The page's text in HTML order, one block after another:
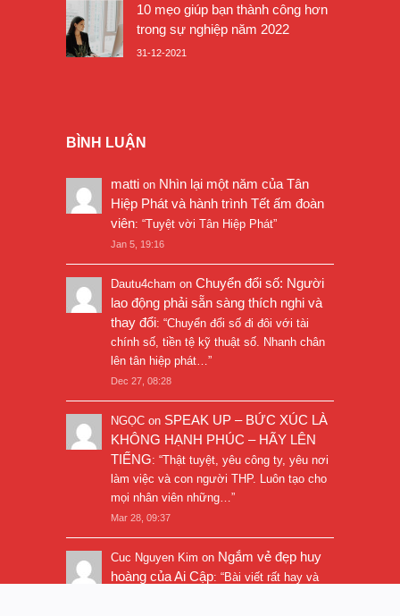
10 mẹo giúp bạn thành công hơn
trong sự nghiệp năm 2022
31-12-2021
BÌNH LUẬN
matti on Nhìn lại một năm của Tân
Hiệp Phát và hành trình Tết ấm đoàn
viên: “Tuyệt vời Tân Hiệp Phát”
Jan 5, 19:16
Dautu4cham on Chuyển đổi số: Người
lao động phải sẵn sàng thích nghi và
thay đổi: “Chuyển đổi số đi đôi với tài
chính số, tiền tệ kỹ thuật số. Nhanh chân
lên tân hiệp phát…”
Dec 27, 08:28
NGỌC on SPEAK UP – BỨC XÚC LÀ
KHÔNG HẠNH PHÚC – HÃY LÊN
TIẾNG: “Thật tuyệt, yêu công ty, yêu nơi
làm việc và con người THP. Luôn tạo cho
mọi nhân viên những…”
Mar 28, 09:37
Cuc Nguyen Kim on Ngắm vẻ đẹp huy
hoàng của Ai Cập: “Bài viết rất hay và